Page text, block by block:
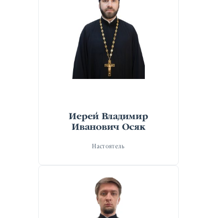
Иерей Владимир
Иванович Осяк
Настоятель